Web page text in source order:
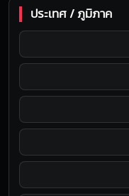
ประเทศ / ภูมิภาค